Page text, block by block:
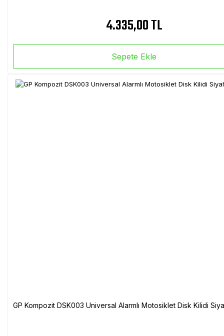
4.335,00 TL
Sepete Ekle
GP Kompozit DSK003 Universal Alarmlı Motosiklet Disk Kilidi